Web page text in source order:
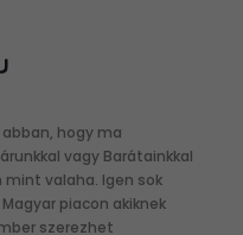
hogy ma
vagy Barátainkkal
valaha. Igen sok
piacon akiknek
szerezhet